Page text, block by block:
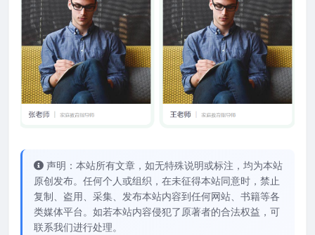
声明：本站所有文章，如无特殊说明或标注，均为本站
原创发布。任何个人或组织，在未征得本站同意时，禁止
复制、盗用、采集、发布本站内容到任何网站、书籍等各
类媒体平台。如若本站内容侵犯了原著者的合法权益，可
联系我们进行处理。